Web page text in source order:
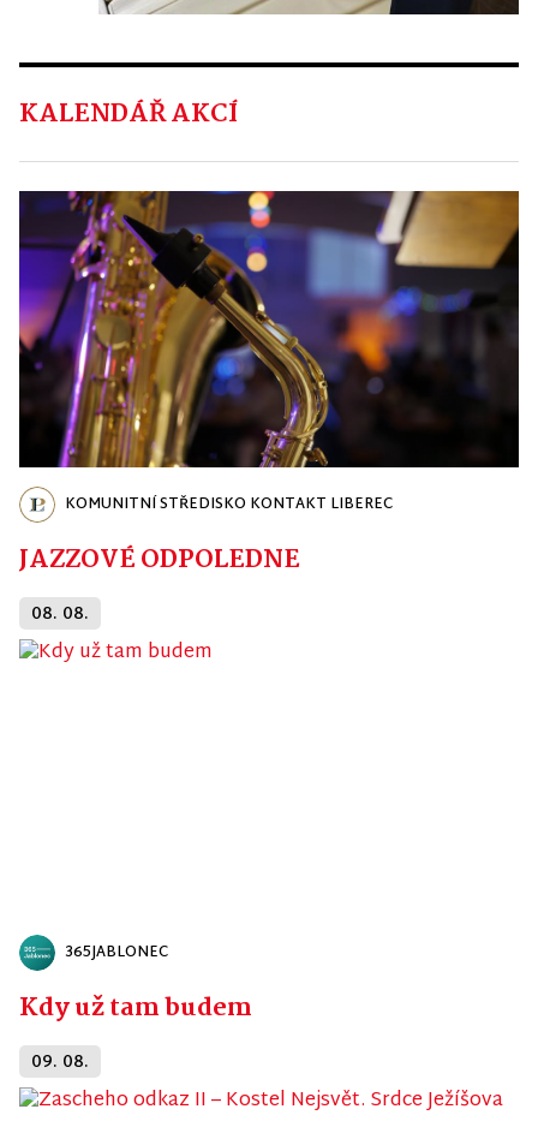
KALENDÁŘ AKCÍ
KOMUNITNÍ STŘEDISKO KONTAKT LIBEREC
JAZZOVÉ ODPOLEDNE
08. 08.
365JABLONEC
Kdy už tam budem
09. 08.